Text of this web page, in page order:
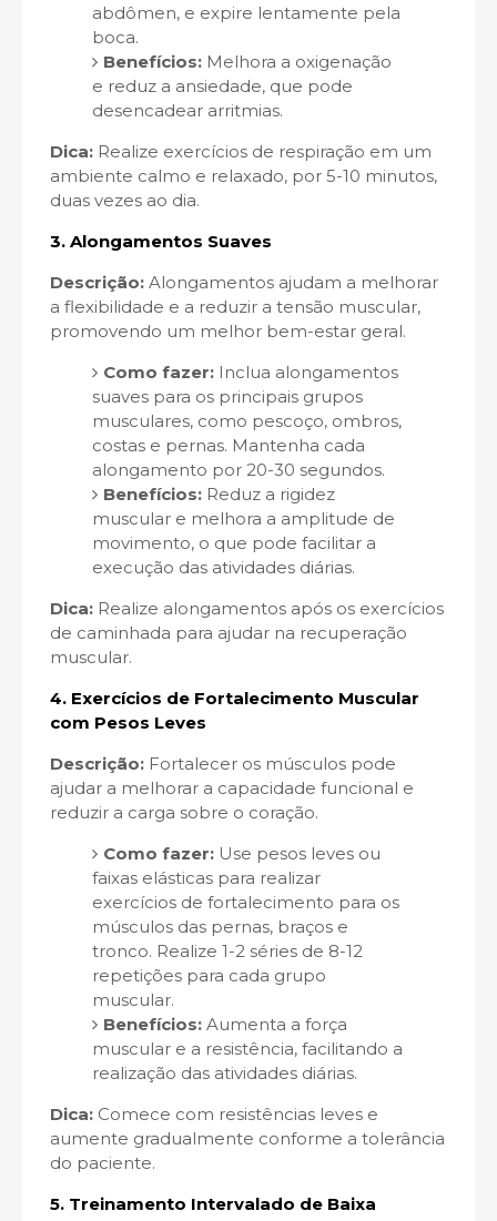
abdômen, e expire lentamente pela
boca.
Benefícios:Melhora a oxigenação
e reduz a ansiedade, que pode
desencadear arritmias.
Dica: Realize exercícios de respiração em um
ambiente calmo e relaxado, por 5-10 minutos,
duas vezes ao dia.
3. Alongamentos Suaves
Descrição: Alongamentos ajudam a melhorar
a flexibilidade e a reduzir a tensão muscular,
promovendo um melhor bem-estar geral.
Como fazer:Inclua alongamentos
suaves para os principais grupos
musculares, como pescoço, ombros,
costas e pernas. Mantenha cada
alongamento por 20-30 segundos.
Benefícios:Reduz a rigidez
muscular e melhora a amplitude de
movimento, o que pode facilitar a
execução das atividades diárias.
Dica: Realize alongamentos após os exercícios
de caminhada para ajudar na recuperação
muscular.
4. Exercícios de Fortalecimento Muscular
com Pesos Leves
Descrição: Fortalecer os músculos pode
ajudar a melhorar a capacidade funcional e
reduzir a carga sobre o coração.
Como fazer:Use pesos leves ou
faixas elásticas para realizar
exercícios de fortalecimento para os
músculos das pernas, braços e
tronco. Realize 1-2 séries de 8-12
repetições para cada grupo
muscular.
Benefícios:Aumenta a força
muscular e a resistência, facilitando a
realização das atividades diárias.
Dica: Comece com resistências leves e
aumente gradualmente conforme a tolerância
do paciente.
5. Treinamento Intervalado de Baixa